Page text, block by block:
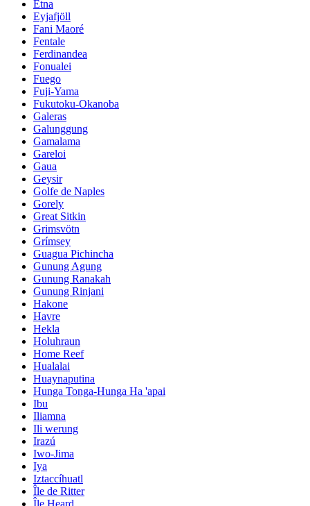
Etna
Eyjafjöll
Fani Maoré
Fentale
Ferdinandea
Fonualei
Fuego
Fuji-Yama
Fukutoku-Okanoba
Galeras
Galunggung
Gamalama
Gareloi
Gaua
Geysir
Golfe de Naples
Gorely
Great Sitkin
Grimsvötn
Grímsey
Guagua Pichincha
Gunung Agung
Gunung Ranakah
Gunung Rinjani
Hakone
Havre
Hekla
Holuhraun
Home Reef
Hualalai
Huaynaputina
Hunga Tonga-Hunga Ha 'apai
Ibu
Iliamna
Ili werung
Irazú
Iwo-Jima
Iya
Iztaccíhuatl
Île de Ritter